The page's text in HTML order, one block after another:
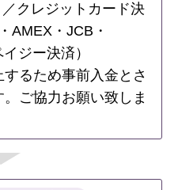
クレジットカード決
AMEX・JCB・
ジー決済）
るため事前入金とさ
ご協力お願い致しま